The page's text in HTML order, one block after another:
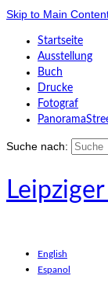
Skip to Main
Startseite
Ausstellung
Buch
Drucke
Fotograf
Suche nach:
English
Espanol